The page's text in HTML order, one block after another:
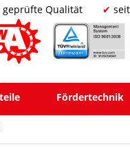
geprüfte Qualität
Fördertechnik